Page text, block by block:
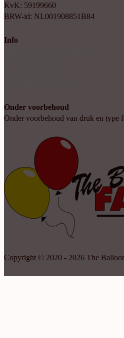
KvK: 59199660
BRW-id: NL001908851B84
Info
Onder voorbehoud
Onder voorbehoud van druk en
Copyright © 2020 - 2026 The